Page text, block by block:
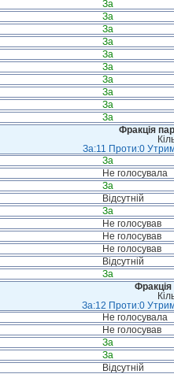
За
За
За
За
За
За
За
За
За
За
Фракція
За:11 Проти:0
За
Не голосувала
За
Відсутній
За
Не голосував
Не голосував
Не голосував
Відсутній
За
Фракція
За:12 Проти:0
Не голосувала
Не голосував
За
За
Відсутній